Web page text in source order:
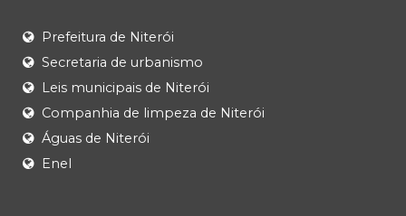
Prefeitura de Niterói
Secretaria de urbanismo
Leis municipais de Niterói
Companhia de limpeza de Niterói
Águas de Niterói
Enel